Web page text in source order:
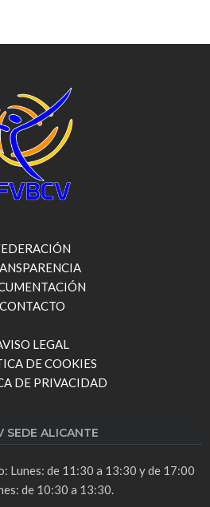
CONTACTO
LEGAL
DE COOKIES
DE PRIVACIDAD
SEDE ALICANTE
Lunes: de 11:30 a 13:30 y de 17:00
de 10:30 a 13:30.